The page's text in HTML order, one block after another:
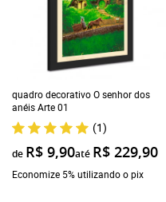
quadro decorativo O senhor dos
anéis Arte 01
(1)
de R$ 9,90até R$ 229,90
Economize 5% utilizando o pix